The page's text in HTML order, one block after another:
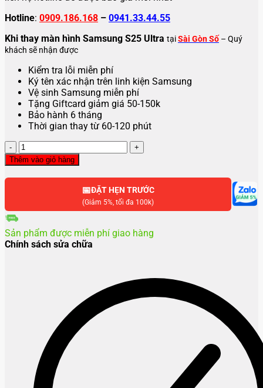
Hotline: 0909.186.168 – 0941.33.44.55
Khi thay màn hình Samsung S25 Ultra tạiSài Gòn Số – Quý
khách sẽ nhận được
Kiểm tra lỗi miễn phí
Ký tên xác nhận trên linh kiện Samsung
Vệ sinh Samsung miễn phí
Tặng Giftcard giảm giá 50-150k
Bảo hành 6 tháng
Thời gian thay từ 60-120 phút
Thay
màn
hình
Samsung
số
Thêm vào giỏ hàng
📅ĐẶT HẸN TRƯỚC
(Giảm 5%, tối đa 100k)
Sản phẩm được miễn phí giao hàng
Chính sách sửa chữa